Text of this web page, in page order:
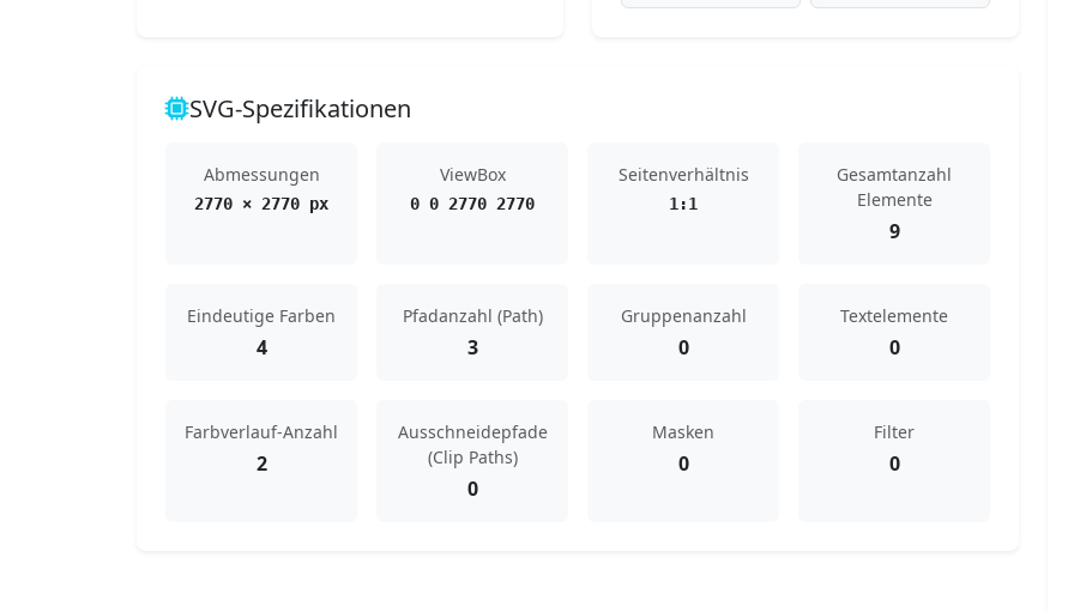
SVG-Spezifikationen
Abmessungen
2770 × 2770 px
ViewBox
0 0 2770 2770
Seitenverhältnis
1:1
Gesamtanzahl
Elemente
9
Eindeutige Farben
4
Pfadanzahl (Path)
3
Gruppenanzahl
0
Textelemente
0
Farbverlauf-Anzahl
2
Ausschneidepfade
(Clip Paths)
0
Masken
0
Filter
0